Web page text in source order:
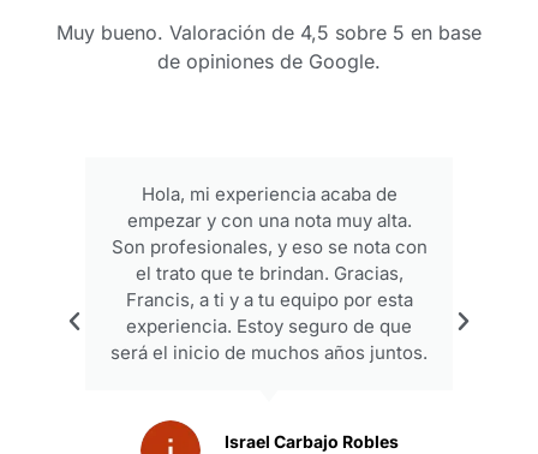
Muy bueno. Valoración de 4,5 sobre 5 en base
de opiniones de Google.
Hola, mi experiencia acaba de
empezar y con una nota muy alta.
Son profesionales, y eso se nota con
el trato que te brindan. Gracias,
Francis, a ti y a tu equipo por esta
experiencia. Estoy seguro de que
será el inicio de muchos años juntos.
Israel Carbajo Robles